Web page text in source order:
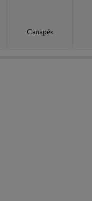
Canapés